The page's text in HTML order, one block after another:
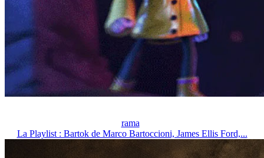
rama
La Playlist : Bartok de Marco Bartoccioni, James Ellis Ford,...